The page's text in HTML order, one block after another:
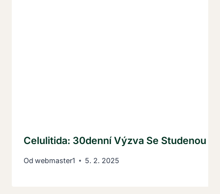
Celulitida: 30denní Výzva Se Studenou
Od webmaster1 5. 2. 2025